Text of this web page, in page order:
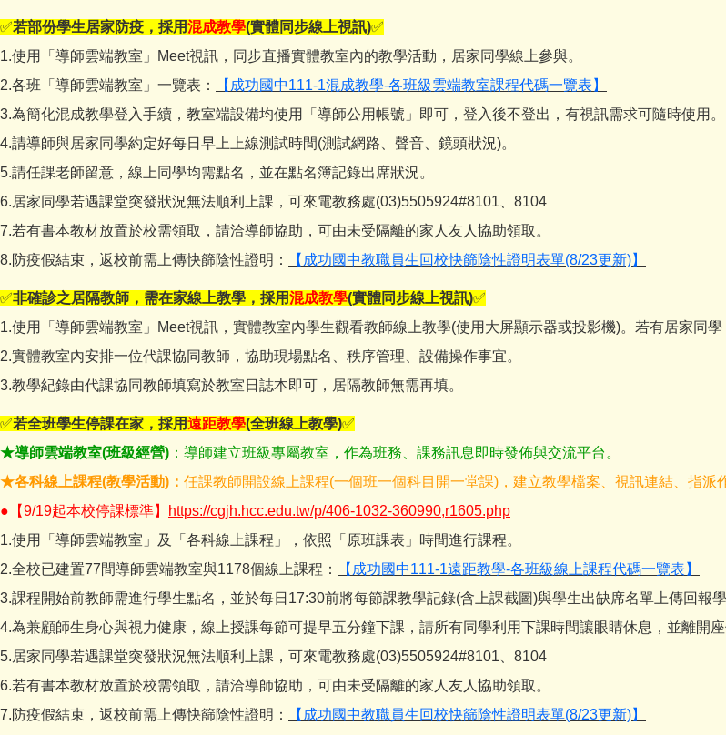
✅若部份學生居家防疫，採用混成教學(實體同步線上視訊)✅
1.使用「導師雲端教室」Meet視訊，同步直播實體教室內的教學活動，居家同學線上參與。
2.各班「導師雲端教室」一覽表：
【成功國中111-1混成教學-各班級雲端教室課程代碼一覽表】
3.為簡化混成教學登入手續，教室端設備均使用「導師公用帳號」即可，登入後不登出，有視訊需求可隨時使用。
4.請導師與居家同學約定好每日早上上線測試時間(測試網路、聲音、鏡頭狀況)。
5.請任課老師留意，線上同學均需點名，並在點名簿記錄出席狀況。
6.居家同學若遇課堂突發狀況無法順利上課，可來電教務處(03)5505924#8101、8104
7.若有書本教材放置於校需領取，請洽導師協助，可由未受隔離的家人友人協助領取。
8.防疫假結束，返校前需上傳快篩陰性證明：
【成功國中教職員生回校快篩陰性證明表單(8/23更新)】
✅非確診之居隔教師，需在家線上教學， 採用混成教學(實體同步線上視訊)✅
1.使用「導師雲端教室」Meet視訊，實體教室內學生觀看教師線上教學(使用大屏顯示器或投影機)。若有居家同學
2.實體教室內安排一位代課協同教師，協助現場點名、秩序管理、設備操作事宜。
3.教學紀錄由代課協同教師填寫於教室日誌本即可，居隔教師無需再填。
✅若全班學生停課在家，採用遠距教學(全班線上教學)✅
★導師雲端教室(班級經營) ：導師建立班級專屬教室，作為班務、課務訊息即時發佈與交流平台。
★各科線上課程(教學活動)： 任課教師開設線上課程(一個班一個科目開一堂課)，建立教學檔案、視訊連結、指派
● 【9/19起本校停課標準】
https://cgjh.hcc.edu.tw/p/406-1032-360990,r1605.php
1.使用「導師雲端教室」及「各科線上課程」，依照「原班課表」時間進行課程。
2.全校已建置77間導師雲端教室與1178個線上課程：
【成功國中111-1遠距教學-各班級線上課程代碼一覽表】
3.課程開始前教師需進行學生點名，並於每日17:30前將每節課教學記錄(含上課截圖)與學生出缺席名單上傳回報學
4.為兼顧師生身心與視力健康，線上授課每節可提早五分鐘下課，請所有同學利用下課時間讓眼睛休息，並離開座
5.居家同學若遇課堂突發狀況無法順利上課，可來電教務處(03)5505924#8101、8104
6.若有書本教材放置於校需領取，請洽導師協助，可由未受隔離的家人友人協助領取。
7.防疫假結束，返校前需上傳快篩陰性證明：
【成功國中教職員生回校快篩陰性證明表單(8/23更新)】